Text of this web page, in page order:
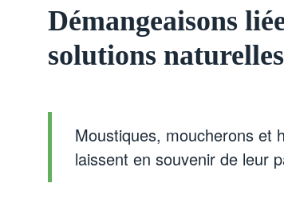
Démangeaisons
solutions naturelles
Moustiques, moucherons et
laissent en souvenir de leur